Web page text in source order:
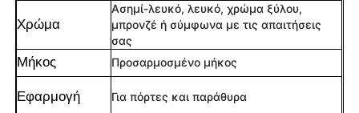
Χρώμα
Ασημί-λευκό, λευκό, χρώμα ξύλου,
μπρονζέ ή σύμφωνα με τις απαιτήσεις
σας
Μήκος Προσαρμοσμένο μήκος
Εφαρμογή Για πόρτες και παράθυρα